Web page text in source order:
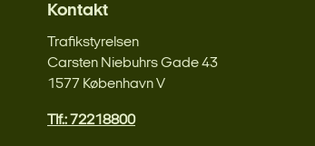
Kontakt
Trafikstyrelsen
Carsten Niebuhrs Gade 43
1577 København V
Tlf.: 72218800